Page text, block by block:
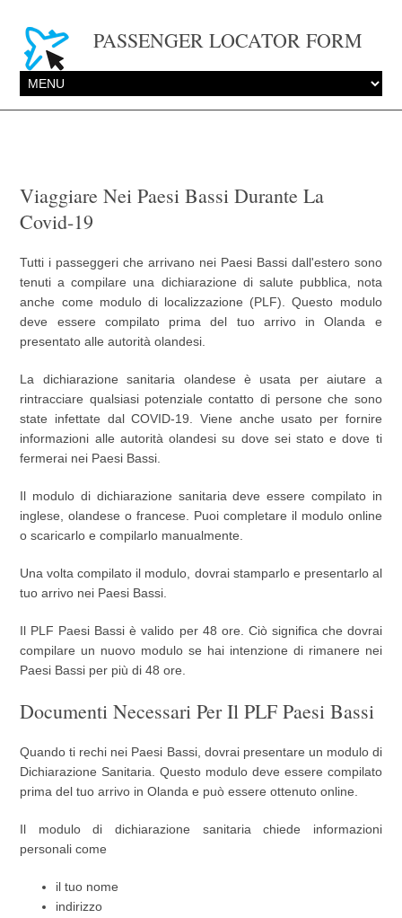
PASSENGER LOCATOR FORM
Viaggiare Nei Paesi Bassi Durante La
Covid-19
Tutti i passeggeri che arrivano nei Paesi Bassi dall'estero sono
tenuti a compilare una dichiarazione di salute pubblica, nota
anche come modulo di localizzazione (PLF). Questo modulo
deve essere compilato prima del tuo arrivo in Olanda e
presentato alle autorità olandesi.
La dichiarazione sanitaria olandese è usata per aiutare a
rintracciare qualsiasi potenziale contatto di persone che sono
state infettate dal COVID-19. Viene anche usato per fornire
informazioni alle autorità olandesi su dove sei stato e dove ti
fermerai nei Paesi Bassi.
Il modulo di dichiarazione sanitaria deve essere compilato in
inglese, olandese o francese. Puoi completare il modulo online
o scaricarlo e compilarlo manualmente.
Una volta compilato il modulo, dovrai stamparlo e presentarlo al
tuo arrivo nei Paesi Bassi.
Il PLF Paesi Bassi è valido per 48 ore. Ciò significa che dovrai
compilare un nuovo modulo se hai intenzione di rimanere nei
Paesi Bassi per più di 48 ore.
Documenti Necessari Per Il PLF Paesi Bassi
Quando ti rechi nei Paesi Bassi, dovrai presentare un modulo di
Dichiarazione Sanitaria. Questo modulo deve essere compilato
prima del tuo arrivo in Olanda e può essere ottenuto online.
Il modulo di dichiarazione sanitaria chiede informazioni
personali come
il tuo nome
indirizzo